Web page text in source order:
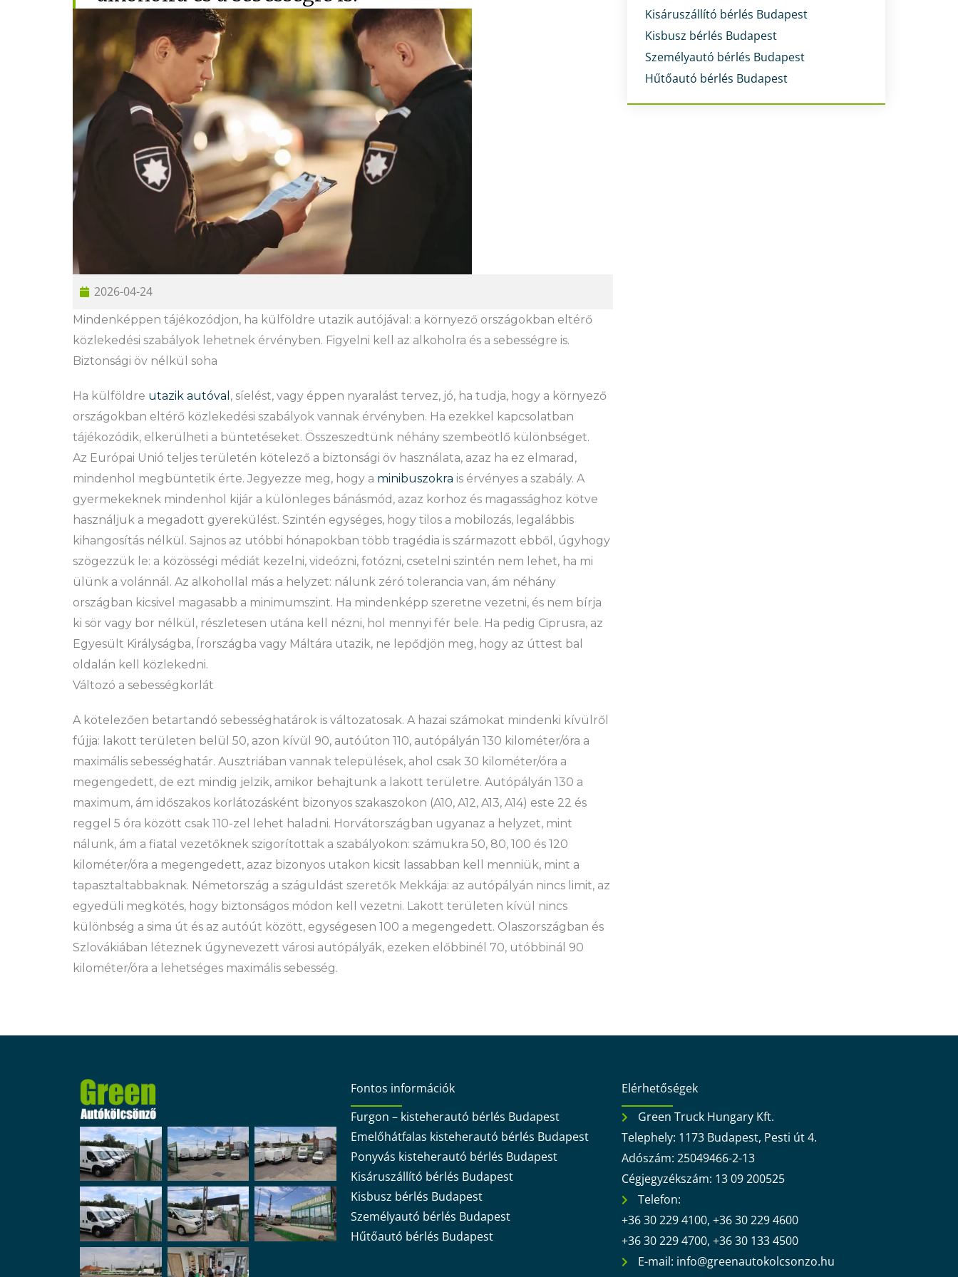
2026-04-24
Mindenképpen tájékozódjon, ha külföldre utazik autójával: a környező országokban eltérő
közlekedési szabályok lehetnek érvényben. Figyelni kell az alkoholra és a sebességre is.
Biztonsági öv nélkül soha
Ha külföldre utazik autóval , síelést, vagy éppen nyaralást tervez, jó, ha tudja, hogy a környező
országokban eltérő közlekedési szabályok vannak érvényben. Ha ezekkel kapcsolatban
tájékozódik, elkerülheti a büntetéseket. Összeszedtünk néhány szembeötlő különbséget.
Az Európai Unió teljes területén kötelező a biztonsági öv használata, azaz ha ez elmarad,
mindenhol megbüntetik érte. Jegyezze meg, hogy a minibuszokra is érvényes a szabály. A
gyermekeknek mindenhol kijár a különleges bánásmód, azaz korhoz és magassághoz kötve
használjuk a megadott gyerekülést. Szintén egységes, hogy tilos a mobilozás, legalábbis
kihangosítás nélkül. Sajnos az utóbbi hónapokban több tragédia is származott ebből, úgyhogy
szögezzük le: a közösségi médiát kezelni, videózni, fotózni, csetelni szintén nem lehet, ha mi
ülünk a volánnál. Az alkohollal más a helyzet: nálunk zéró tolerancia van, ám néhány
országban kicsivel magasabb a minimumszint. Ha mindenképp szeretne vezetni, és nem bírja
ki sör vagy bor nélkül, részletesen utána kell nézni, hol mennyi fér bele. Ha pedig Ciprusra, az
Egyesült Királyságba, Írországba vagy Máltára utazik, ne lepődjön meg, hogy az úttest bal
oldalán kell közlekedni.
Változó a sebességkorlát
A kötelezően betartandó sebességhatárok is változatosak. A hazai számokat mindenki kívülről
fújja: lakott területen belül 50, azon kívül 90, autóúton 110, autópályán 130 kilométer/óra a
maximális sebességhatár. Ausztriában vannak települések, ahol csak 30 kilométer/óra a
megengedett, de ezt mindig jelzik, amikor behajtunk a lakott területre. Autópályán 130 a
maximum, ám időszakos korlátozásként bizonyos szakaszokon (A10, A12, A13, A14) este 22 és
reggel 5 óra között csak 110-zel lehet haladni. Horvátországban ugyanaz a helyzet, mint
nálunk, ám a fiatal vezetőknek szigorítottak a szabályokon: számukra 50, 80, 100 és 120
kilométer/óra a megengedett, azaz bizonyos utakon kicsit lassabban kell menniük, mint a
tapasztaltabbaknak. Németország a száguldást szeretők Mekkája: az autópályán nincs limit, az
egyedüli megkötés, hogy biztonságos módon kell vezetni. Lakott területen kívül nincs
különbség a sima út és az autóút között, egységesen 100 a megengedett. Olaszországban és
Szlovákiában léteznek úgynevezett városi autópályák, ezeken előbbinél 70, utóbbinál 90
kilométer/óra a lehetséges maximális sebesség.
Kisáruszállító bérlés Budapest
Kisbusz bérlés Budapest
Személyautó bérlés Budapest
Hűtőautó bérlés Budapest
Fontos információk
Furgon – kisteherautó bérlés Budapest
Emelőhátfalas kisteherautó bérlés Budapest
Ponyvás kisteherautó bérlés Budapest
Kisáruszállító bérlés Budapest
Kisbusz bérlés Budapest
Személyautó bérlés Budapest
Hűtőautó bérlés Budapest
Elérhetőségek
Green Truck Hungary Kft.
Telephely: 1173 Budapest, Pesti út 4.
Adószám: 25049466-2-13
Cégjegyzékszám: 13 09 200525
Telefon:
+36 30 229 4100, +36 30 229 4600
+36 30 229 4700, +36 30 133 4500
E-mail: info@greenautokolcsonzo.hu